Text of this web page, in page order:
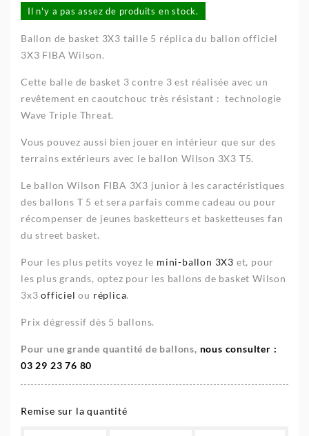
Il n'y a pas assez de produits en stock.
Ballon de basket 3X3 taille 5 réplica du ballon officiel
3X3 FIBA Wilson.
Cette balle de basket 3 contre 3 est réalisée avec un
revêtement en caoutchouc très résistant : technologie
Wave Triple Threat.
Vous pouvez aussi bien jouer en intérieur que sur des
terrains extérieurs avec le ballon Wilson 3X3 T5.
Le ballon Wilson FIBA 3X3 junior à les caractéristiques
des ballons T 5 et sera parfais comme cadeau ou pour
récompenser de jeunes basketteurs et basketteuses fan
du street basket.
Pour les plus petits voyez le mini-ballon 3X3 et, pour
les plus grands, optez pour les ballons de basket Wilson
3x3officiel ou réplica.
Prix dégressif dès 5 ballons.
Pour une grande quantité de ballons, nous consulter :
03 29 23 76 80
Remise sur la quantité